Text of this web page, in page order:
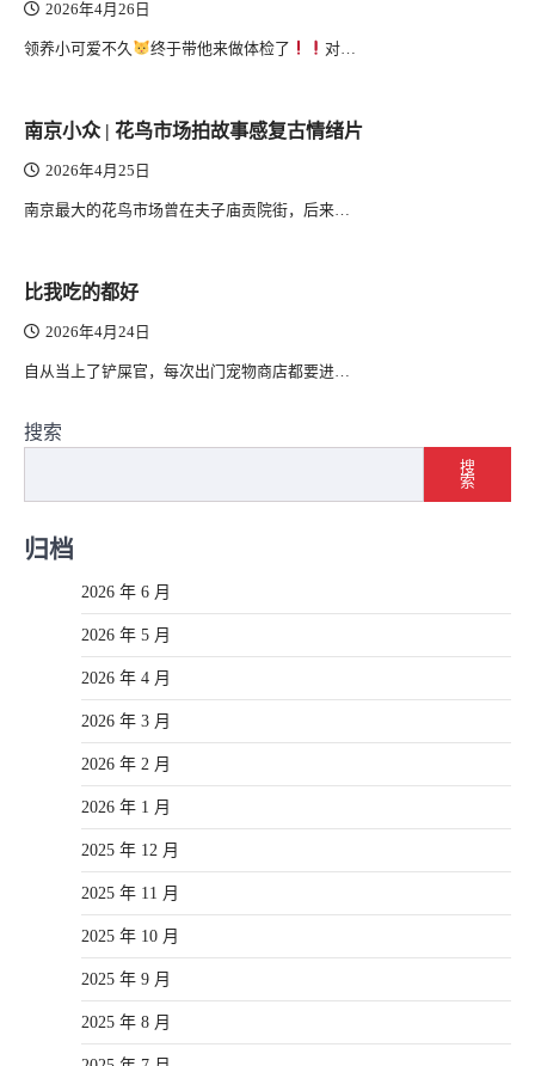
2026年4月26日
领养小可爱不久 终于带他来做体检了 对…
南京小众 | 花鸟市场拍故事感复古情绪片
2026年4月25日
南京最大的花鸟市场曾在夫子庙贡院街，后来…
比我吃的都好
2026年4月24日
自从当上了铲屎官，每次出门宠物商店都要进…
搜索
搜
索
归档
2026 年 6 月
2026 年 5 月
2026 年 4 月
2026 年 3 月
2026 年 2 月
2026 年 1 月
2025 年 12 月
2025 年 11 月
2025 年 10 月
2025 年 9 月
2025 年 8 月